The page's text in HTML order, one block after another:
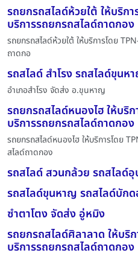
รถยกรถสไลด์ห้วยใต้ ให้บริก
บริการรถยกรถสไลด์ถาดกอง
รถยกรถสไลด์ห้วยใต้ ให้บริการโดย
ถาดกอ
รถสไลด์ สำโรง รถสไลด์ขุนห
อำเภอสำโรง จัดส่ง อ.ขุนหาญ
รถยกรถสไลด์หนองไฮ ให้บริ
บริการรถยกรถสไลด์ถาดกอง
รถยกรถสไลด์หนองไฮ ให้บริการโดย
สไลด์ถาดกอง
รถสไลด์ สวนกล้วย รถสไลด์
รถสไลด์ขุนหาญ รถสไลด์บัก
ซำตาโตง จัดส่ง อู่หมิง
รถยกรถสไลด์ศิลาลาด ให้บริ
บริการรถยกรถสไลด์ถาดกอง